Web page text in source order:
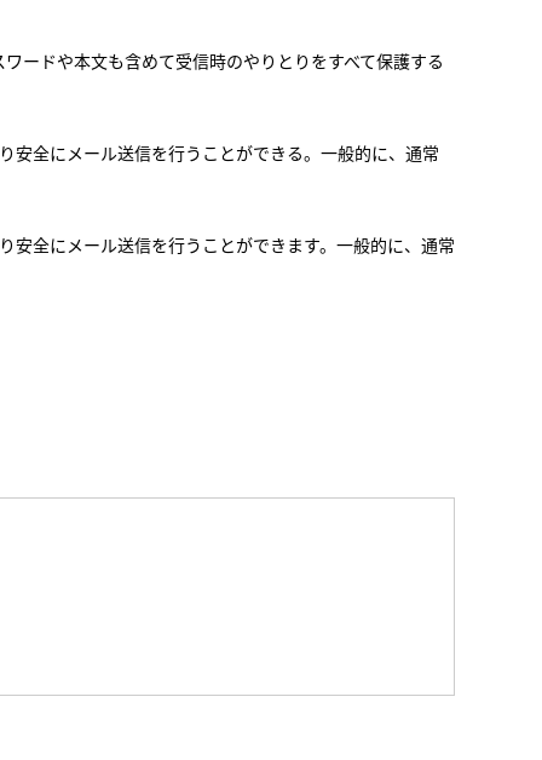
ードや本文も含めて受信時のやりとりをすべて保護する
安全にメール送信を行うことができる。一般的に、通常
安全にメール送信を行うことができます。一般的に、通常